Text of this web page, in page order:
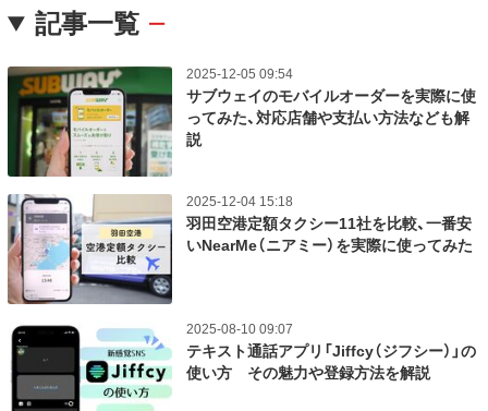
記事一覧
2025-12-05 09:54
サブウェイのモバイルオーダーを実際に使
ってみた、対応店舗や支払い方法なども解
説
2025-12-04 15:18
羽田空港定額タクシー11社を比較、一番安
いNearMe（ニアミー）を実際に使ってみた
2025-08-10 09:07
テキスト通話アプリ「Jiffcy（ジフシー）」の
使い方 その魅力や登録方法を解説